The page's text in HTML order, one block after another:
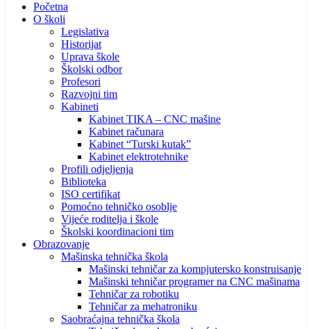
Početna
O školi
Legislativa
Historijat
Uprava škole
Školski odbor
Profesori
Razvojni tim
Kabineti
Kabinet TIKA – CNC mašine
Kabinet računara
Kabinet “Turski kutak”
Kabinet elektrotehnike
Profili odjeljenja
Biblioteka
ISO certifikat
Pomoćno tehničko osoblje
Vijeće roditelja i škole
Školski koordinacioni tim
Obrazovanje
Mašinska tehnička škola
Mašinski tehničar za kompjutersko konstruisanje
Mašinski tehničar programer na CNC mašinama
Tehničar za robotiku
Tehničar za mehatroniku
Saobraćajna tehnička škola